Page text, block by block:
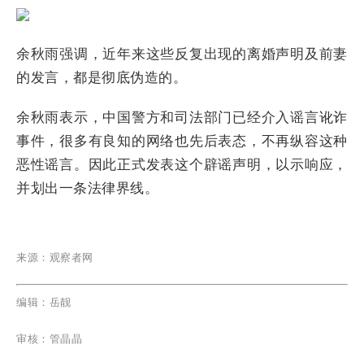
余秋雨强调，近年来这些反复出现的离婚声明及前妻
的发言，都是彻底伪造的。
余秋雨表示，中国警方和司法部门已经介入谣言讹诈
事件，很多有良知的网络也先后表态，不再纵容这种
恶性谣言。因此正式发表这个辟谣声明，以示响应，
并划出一条法律界线。
来源：观察者网
编辑：岳靓
审核：管晶晶